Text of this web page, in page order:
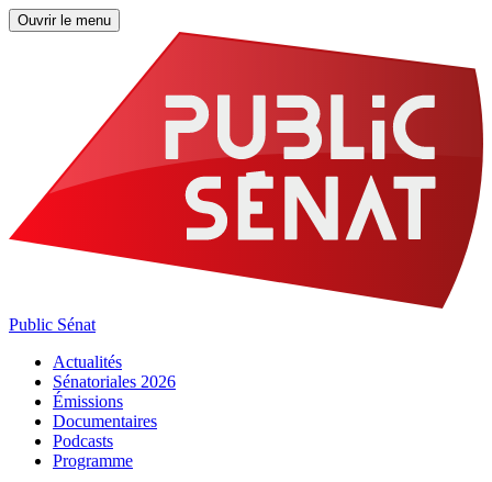
Ouvrir le menu
Public Sénat
Actualités
Sénatoriales 2026
Émissions
Documentaires
Podcasts
Programme